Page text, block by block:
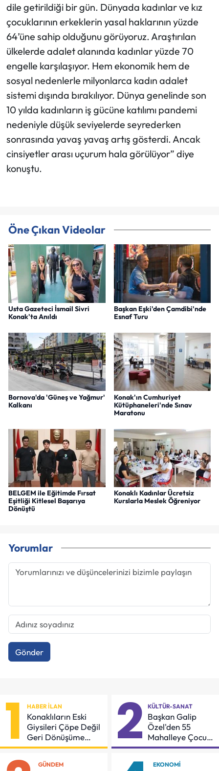
dile getirildiği bir gün. Dünyada kadınlar ve kız
çocuklarının erkeklerin yasal haklarının yüzde
64’üne sahip olduğunu görüyoruz. Araştırılan
ülkelerde adalet alanında kadınlar yüzde 70
engelle karşılaşıyor. Hem ekonomik hem de
sosyal nedenlerle milyonlarca kadın adalet
sistemi dışında bırakılıyor. Dünya genelinde son
10 yılda kadınların iş gücüne katılımı pandemi
nedeniyle düşük seviyelerde seyrederken
sonrasında yavaş yavaş artış gösterdi. Ancak
cinsiyetler arası uçurum hala görülüyor” diye
konuştu.
Öne Çıkan Videolar
Usta Gazeteci İsmail Sivri
Konak'ta Anıldı
Başkan Eşki'den Çamdibi'nde
Esnaf Turu
Bornova'da 'Güneş ve Yağmur'
Kalkanı
Konak'ın Cumhuriyet
Kütüphaneleri'nde Sınav
Maratonu
BELGEM ile Eğitimde Fırsat
Eşitliği Kitlesel Başarıya
Dönüştü
Konaklı Kadınlar Ücretsiz
Kurslarla Meslek Öğreniyor
Yorumlar
Gönder
1 HABER İLAN
Konaklıların Eski
Giysileri Çöpe Değil
Geri Dönüşüme
Gidiyor
2 KÜLTÜR-SANAT
Başkan Galip
Özel'den 55
Mahalleye Çocuk
Şenliği
GÜNDEM EKONOMI